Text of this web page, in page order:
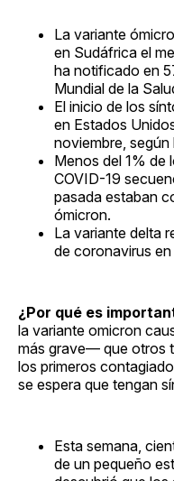
La variante
en Sudáfrica el
ha notificado en
Mundial de la
El inicio de los
en Estados
noviembre, según
Menos del 1% de
COVID-19
pasada estaban
ómicron.
La variante delta
de coronavirus
¿Por qué es
la variante omicron
más grave— que otros
los primeros
se espera que tengan
Esta semana,
de un pequeño